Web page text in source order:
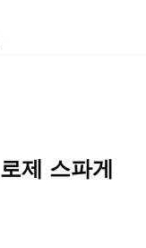
제 스파게